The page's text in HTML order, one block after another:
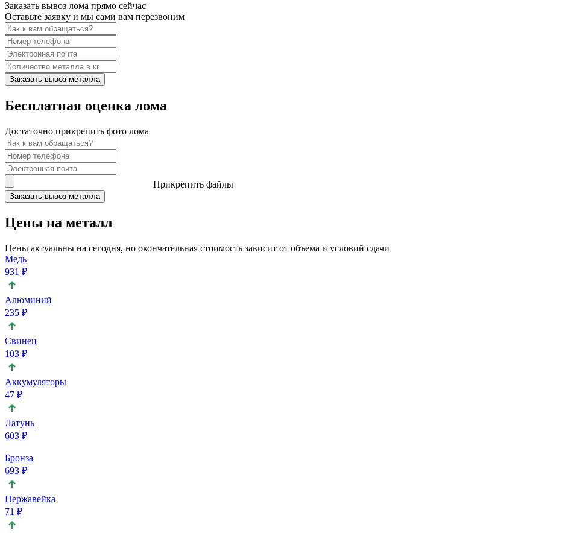
Заказать вывоз лома прямо сейчас
Оставьте заявку и мы сами вам перезвоним
Заказать вывоз металла
Бесплатная оценка лома
Достаточно прикрепить фото лома
Прикрепить файлы
Заказать вывоз металла
Цены на металл
Цены актуальны на сегодня, но окончательная стоимость зависит от объема и условий сдачи
Медь
931 ₽
Алюминий
235 ₽
Свинец
103 ₽
Аккумуляторы
47 ₽
Латунь
603 ₽
Бронза
693 ₽
Нержавейка
71 ₽